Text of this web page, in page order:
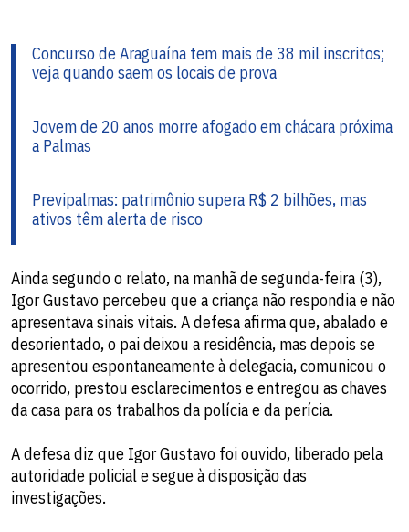
Concurso de Araguaína tem mais de 38 mil inscritos;
veja quando saem os locais de prova
Jovem de 20 anos morre afogado em chácara próxima
a Palmas
Previpalmas: patrimônio supera R$ 2 bilhões, mas
ativos têm alerta de risco
Ainda segundo o relato, na manhã de segunda-feira (3),
Igor Gustavo percebeu que a criança não respondia e não
apresentava sinais vitais. A defesa afirma que, abalado e
desorientado, o pai deixou a residência, mas depois se
apresentou espontaneamente à delegacia, comunicou o
ocorrido, prestou esclarecimentos e entregou as chaves
da casa para os trabalhos da polícia e da perícia.
A defesa diz que Igor Gustavo foi ouvido, liberado pela
autoridade policial e segue à disposição das
investigações.